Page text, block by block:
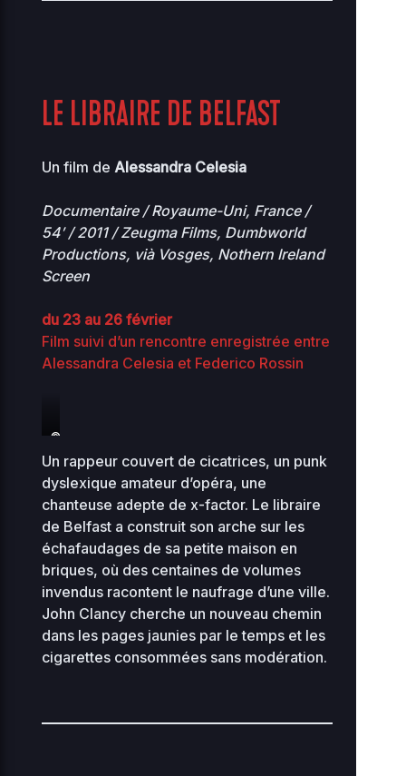
LE LIBRAIRE DE BELFAST
Un film deAlessandra Celesia
Documentaire / Royaume-Uni, France /
54′ / 2011 / Zeugma Films, Dumbworld
Productions, vià Vosges, Nothern Ireland
Screen
du 23 au 26 février
Film suivi d’un rencontre enregistrée entre
Alessandra Celesia et Federico Rossin
©Ray
Carlin
Un rappeur couvert de cicatrices, un punk
dyslexique amateur d’opéra, une
chanteuse adepte de x-factor. Le libraire
de Belfast a construit son arche sur les
échafaudages de sa petite maison en
briques, où des centaines de volumes
invendus racontent le naufrage d’une ville.
John Clancy cherche un nouveau chemin
dans les pages jaunies par le temps et les
cigarettes consommées sans modération.